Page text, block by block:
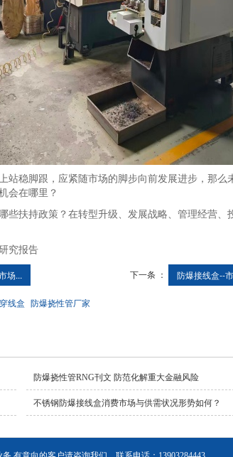
站稳脚跟，应紧随市场的脚步向前发展进步，那么
会在哪里？
些扶持政策？在转型升级、发展战略、管理经营、
究报告
场... 下一条 ： 防爆接线盒--
线盒 防爆挠性管厂家
防爆挠性管RNG刊文 防范化解重大金融风险
不锈钢防爆接线盒消费市场与供需状况形势如何？